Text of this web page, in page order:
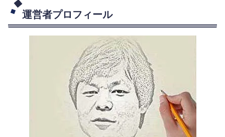
運営者プロフィール